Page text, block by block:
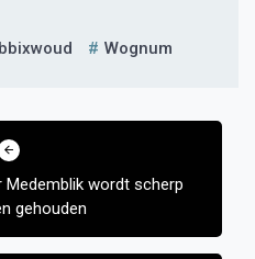
Wognum
wordt scherp
gehouden